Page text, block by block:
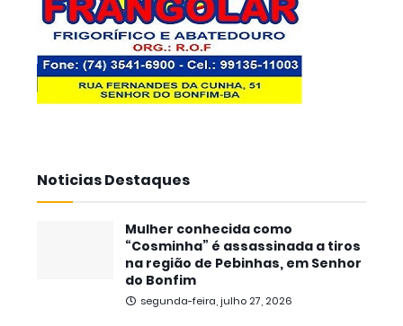
Noticias Destaques
Mulher conhecida como
“Cosminha” é assassinada a tiros
na região de Pebinhas, em Senhor
do Bonfim
segunda-feira, julho 27, 2026